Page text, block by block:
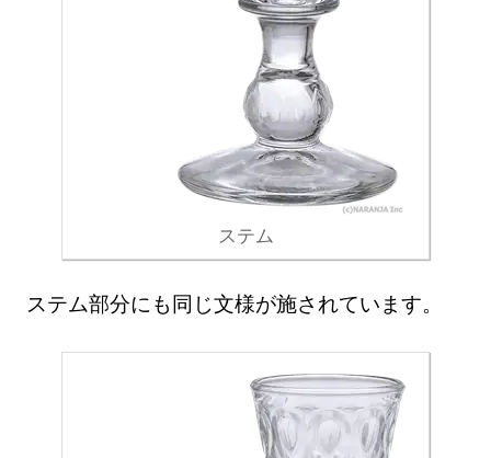
ステム
ステム部分にも同じ文様が施されています。